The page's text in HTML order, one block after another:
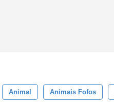
Animal Animais Fofos